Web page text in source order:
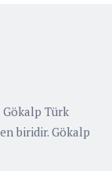
Türk
biridir. Gökalp